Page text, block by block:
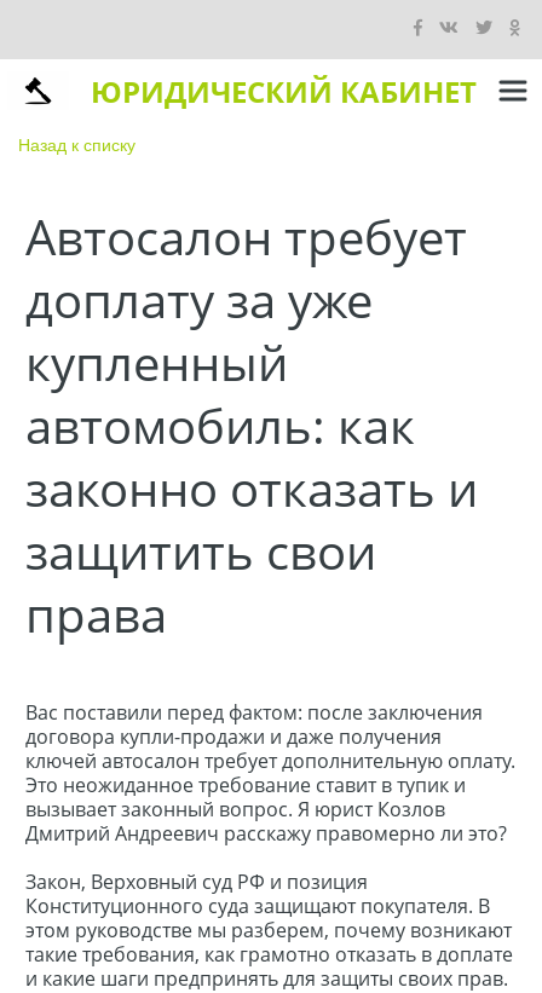
ЮРИДИЧЕСКИЙ КАБИНЕТ
Назад к списку
Автосалон требует
доплату за уже
купленный
автомобиль: как
законно отказать и
защитить свои
права
Вас поставили перед фактом: после заключения
договора купли-продажи и даже получения
ключей автосалон требует дополнительную оплату.
Это неожиданное требование ставит в тупик и
вызывает законный вопрос. Я юрист Козлов
Дмитрий Андреевич расскажу правомерно ли это?
Закон, Верховный суд РФ и позиция
Конституционного суда защищают покупателя. В
этом руководстве мы разберем, почему возникают
такие требования, как грамотно отказать в доплате
и какие шаги предпринять для защиты своих прав.